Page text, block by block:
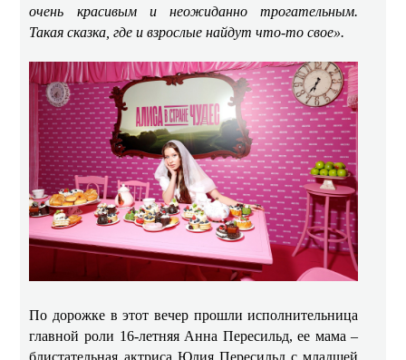
очень красивым и неожиданно трогательным.
Такая сказка, где и взрослые найдут что-то свое».
По дорожке в этот вечер прошли исполнительница
главной роли 16-летняя Анна Пересильд, ее мама –